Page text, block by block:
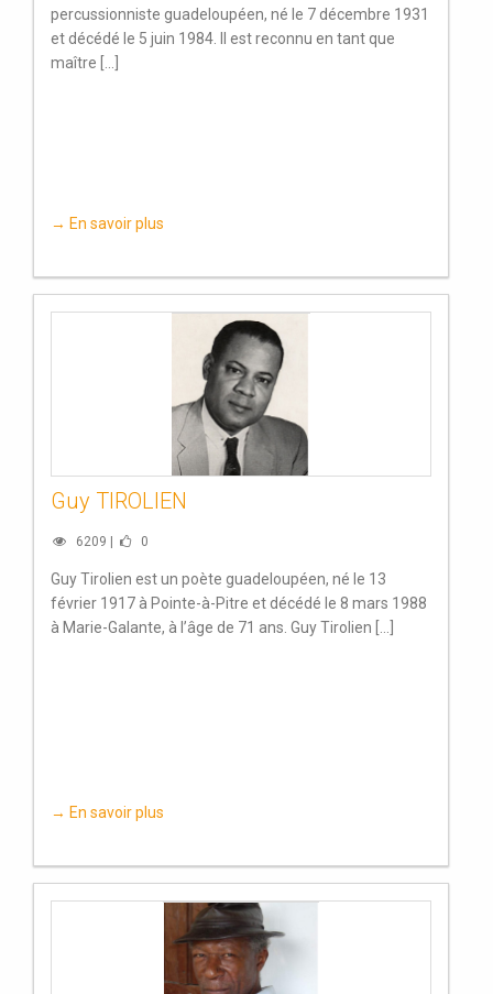
percussionniste guadeloupéen, né le 7 décembre 1931
et décédé le 5 juin 1984. Il est reconnu en tant que
maître [...]
→ En savoir plus
Guy TIROLIEN
6209 | 0
Guy Tirolien est un poète guadeloupéen, né le 13
février 1917 à Pointe-à-Pitre et décédé le 8 mars 1988
à Marie-Galante, à l’âge de 71 ans. Guy Tirolien [...]
→ En savoir plus